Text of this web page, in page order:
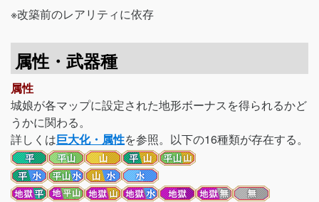
※改築前のレアリティに依存
属性・武器種
属性
城娘が各マップに設定された地形ボーナスを得られるかど
うかに関わる。
詳しくは巨大化・属性を参照。以下の16種類が存在する。